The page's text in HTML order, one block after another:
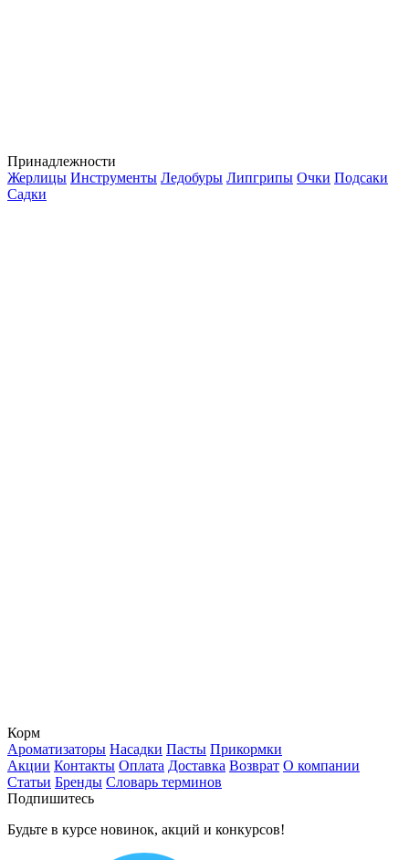
Принадлежности
Жерлицы Инструменты Ледобуры Липгрипы Очки Подсаки
Садки
Корм
Ароматизаторы Насадки Пасты Прикормки
Акции Контакты Оплата Доставка Возврат О компании
Статьи Бренды Словарь терминов
Подпишитесь
Будьте в курсе новинок, акций и конкурсов!